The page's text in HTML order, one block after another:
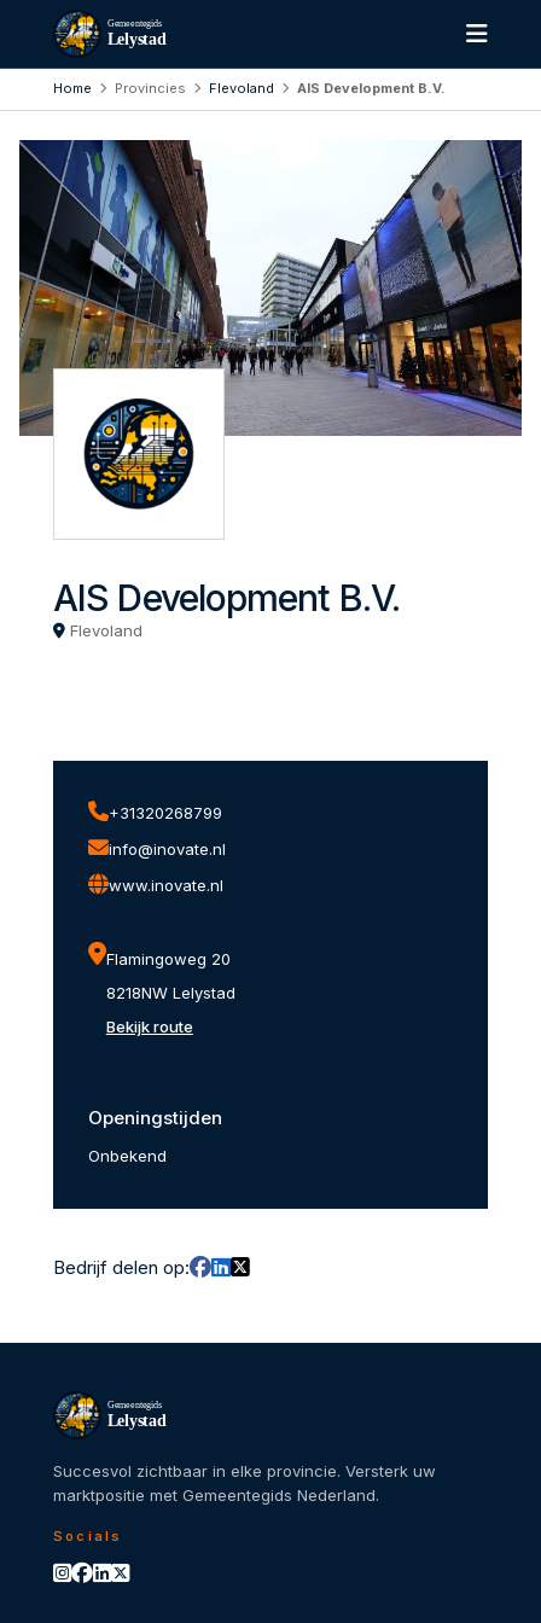
Gemeentegids
Lelystad
Home Provincies Flevoland AIS Development B.V.
AIS Development B.V.
Flevoland
+31320268799
info@inovate.nl
www.inovate.nl
Flamingoweg 20
8218NW Lelystad
Bekijk route
Openingstijden
Onbekend
Bedrijf delen op:
Gemeentegids
Lelystad
Succesvol zichtbaar in elke provincie. Versterk uw
marktpositie met Gemeentegids Nederland.
Socials